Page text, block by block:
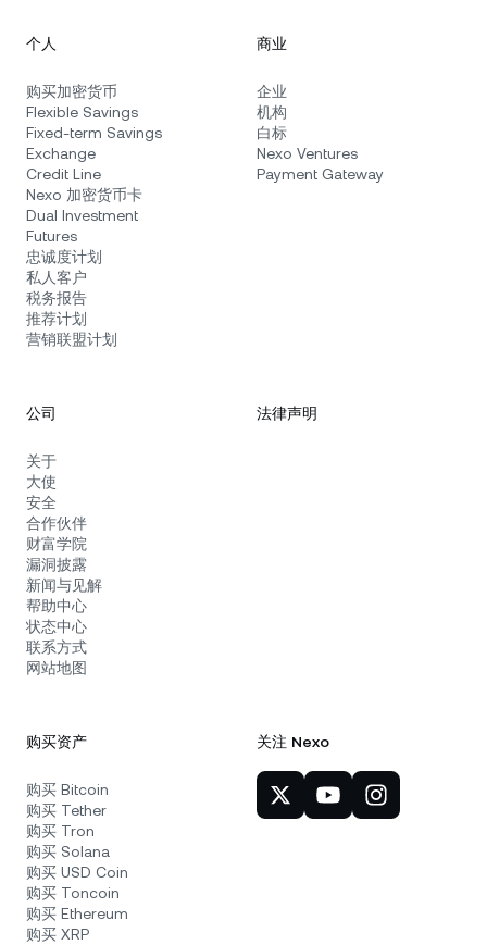
个人
购买加密货币
Flexible Savings
Fixed-term Savings
Exchange
Credit Line
Nexo 加密货币卡
Dual Investment
Futures
忠诚度计划
私人客户
税务报告
推荐计划
营销联盟计划
商业
企业
机构
白标
Nexo Ventures
Payment Gateway
公司
关于
大使
安全
合作伙伴
财富学院
漏洞披露
新闻与见解
帮助中心
状态中心
联系方式
网站地图
法律声明
购买资产
购买 Bitcoin
购买 Tether
购买 Tron
购买 Solana
购买 USD Coin
购买 Toncoin
购买 Ethereum
购买 XRP
关注 Nexo